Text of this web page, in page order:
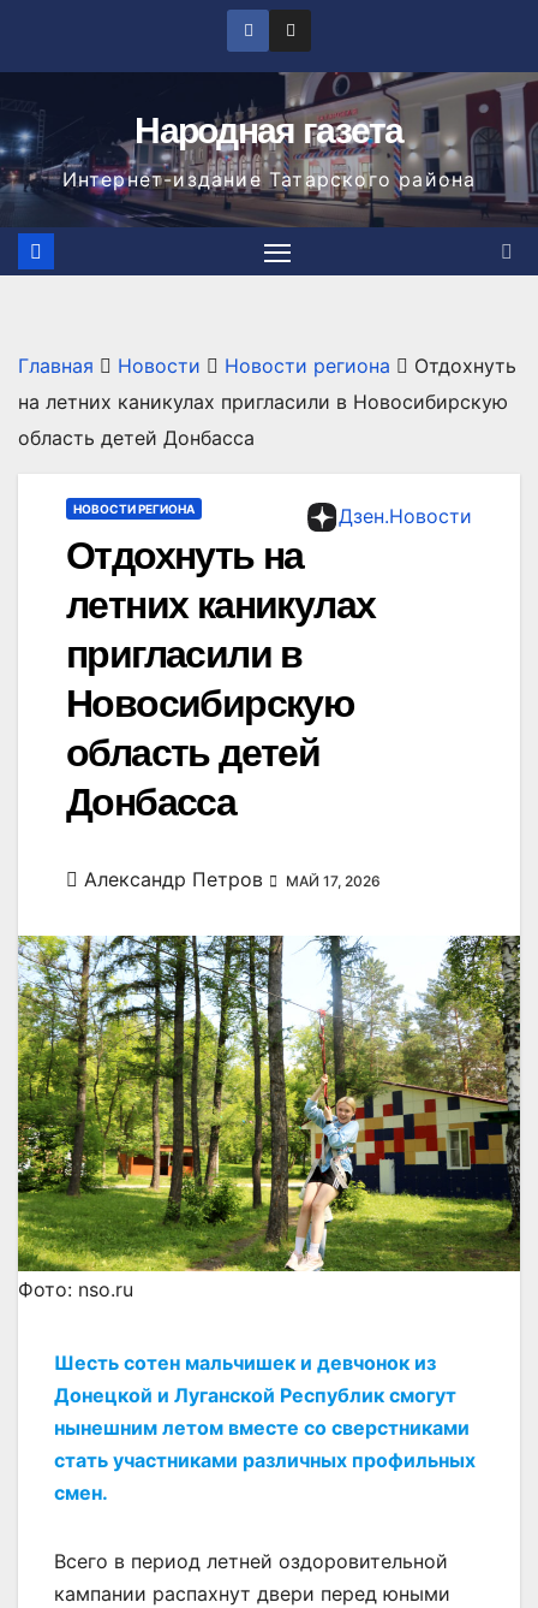
Народная газета
Интернет-издание Татарского района
Главная Новости Новости региона
Отдохнуть
на летних каникулах пригласили в Новосибирскую
область детей Донбасса
Дзен.Новости
НОВОСТИ РЕГИОНА
Отдохнуть на
летних каникулах
пригласили в
Новосибирскую
область детей
Донбасса
Александр Петров МАЙ 17, 2026
Фото: nso.ru
Шесть сотен мальчишек и девчонок из
Донецкой и Луганской Республик смогут
нынешним летом вместе со сверстниками
стать участниками различных профильных
смен.
Всего в период летней оздоровительной
кампании распахнут двери перед юными